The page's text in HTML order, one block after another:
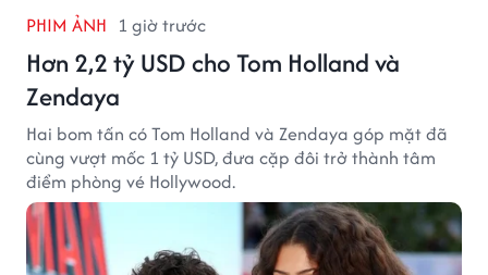
PHIM ẢNH 1 giờ trước
Hơn 2,2 tỷ USD cho Tom Holland và
Zendaya
Hai bom tấn có Tom Holland và Zendaya góp mặt đã
cùng vượt mốc 1 tỷ USD, đưa cặp đôi trở thành tâm
điểm phòng vé Hollywood.